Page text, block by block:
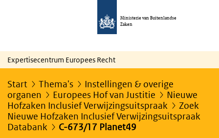
Ministerie van Buitenlandse
Zaken
Expertisecentrum Europees Recht
Start Thema's
Instellingen & overige
organen
Europees Hof van Justitie
Nieuwe
Hofzaken Inclusief Verwijzingsuitspraak
Zoek
Nieuwe Hofzaken Inclusief Verwijzingsuitspraak
Databank
C-673/17 Planet49